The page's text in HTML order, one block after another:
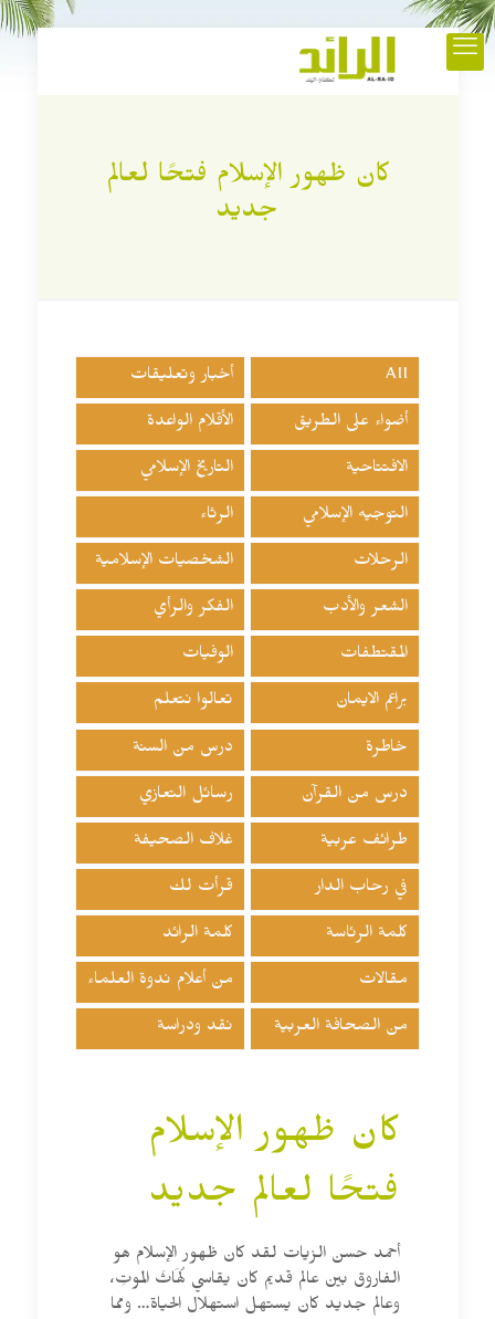
كان ظهور الإسلام فتحًا لعالم
جديد
All أخبار وتعليقات
أضواء على الطريق الأقلام الواعدة
الافتتاحية التاريخ الإسلامي
التوجيه الإسلامي الرثاء
الرحلات الشخصيات الإسلامية
الشعر والأدب الفكر والرأي
المقتطفات الوفيات
براعم الايمان تعالوا نتعلم
خاطرة درس من السنة
درس من القرآن رسائل التعازي
طرائف عربية غلاف الصحيفة
في رحاب الدار قرأت لك
كلمة الرئاسة كلمة الرائد
مقالات من أعلام ندوة العلماء
من الصحافة العربية نقد ودراسة
كان ظهور الإسلام
فتحًا لعالم جديد
أحمد حسن الزيات لقد كان ظهور الإسلام هو
الفاروق بين عالم قديم كان يقاسي لُهَاثَ الموتِ،
وعالم جديد كان يستهل استهلال الحياة… ومما